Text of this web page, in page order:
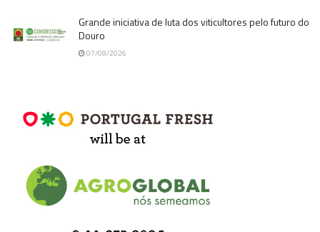
Grande iniciativa de luta dos viticultores pelo futuro do
Douro
07/08/2026